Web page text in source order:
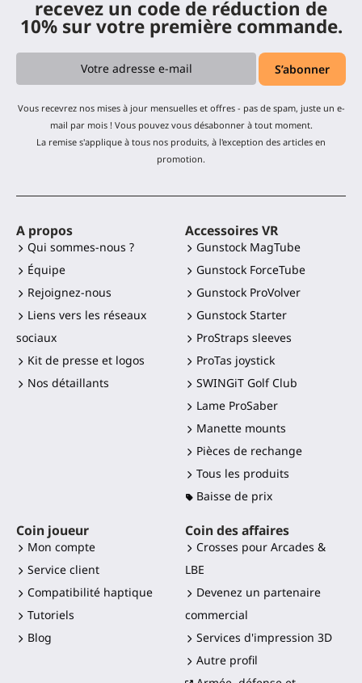
recevez un code de réduction de
10% sur votre première commande.
Vous recevrez nos mises à jour mensuelles et offres - pas de spam, juste un e-
mail par mois ! Vous pouvez vous désabonner à tout moment.
La remise s'applique à tous nos produits, à l'exception des articles en
promotion.
A propos
Qui sommes-nous ?
Équipe
Rejoignez-nous
Liens vers les réseaux
sociaux
Kit de presse et logos
Nos détaillants
Accessoires VR
Gunstock MagTube
Gunstock ForceTube
Gunstock ProVolver
Gunstock Starter
ProStraps sleeves
ProTas joystick
SWINGiT Golf Club
Lame ProSaber
Manette mounts
Pièces de rechange
Tous les produits
Baisse de prix
Coin joueur
Mon compte
Service client
Compatibilité haptique
Tutoriels
Blog
Coin des affaires
Crosses pour Arcades &
LBE
Devenez un partenaire
commercial
Services d'impression 3D
Autre profil